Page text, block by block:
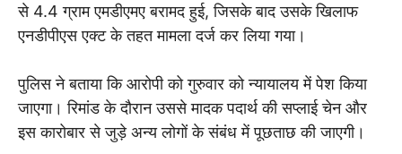
से 4.4 ग्राम एमडीएमए बरामद हुई, जिसके बाद उसके खिलाफ
एनडीपीएस एक्ट के तहत मामला दर्ज कर लिया गया।
पुलिस ने बताया कि आरोपी को गुरुवार को न्यायालय में पेश किया
जाएगा। रिमांड के दौरान उससे मादक पदार्थ की सप्लाई चेन और
इस कारोबार से जुड़े अन्य लोगों के संबंध में पूछताछ की जाएगी।